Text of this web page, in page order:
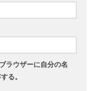
ラウザーに自分の名
る。